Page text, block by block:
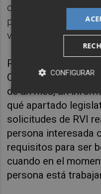
cuando intuyen que
puede estar
valenciano.
Por todo ello, el
Conselleria que le
de un mes, un
qué apartado
solicitudes de RVI
persona interesada
requisitos para ser
cuando en el
persona está
CONFIGURAR